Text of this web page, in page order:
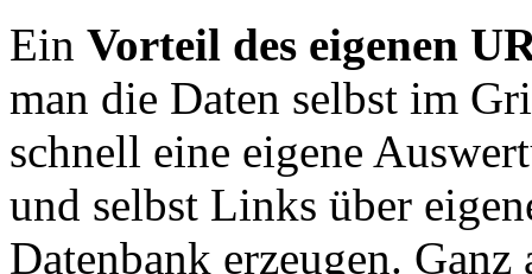
Ein Vorteil des eigenen
man die Daten selbst im
schnell eine eigene
und selbst Links über
Datenbank erzeugen. Ganz